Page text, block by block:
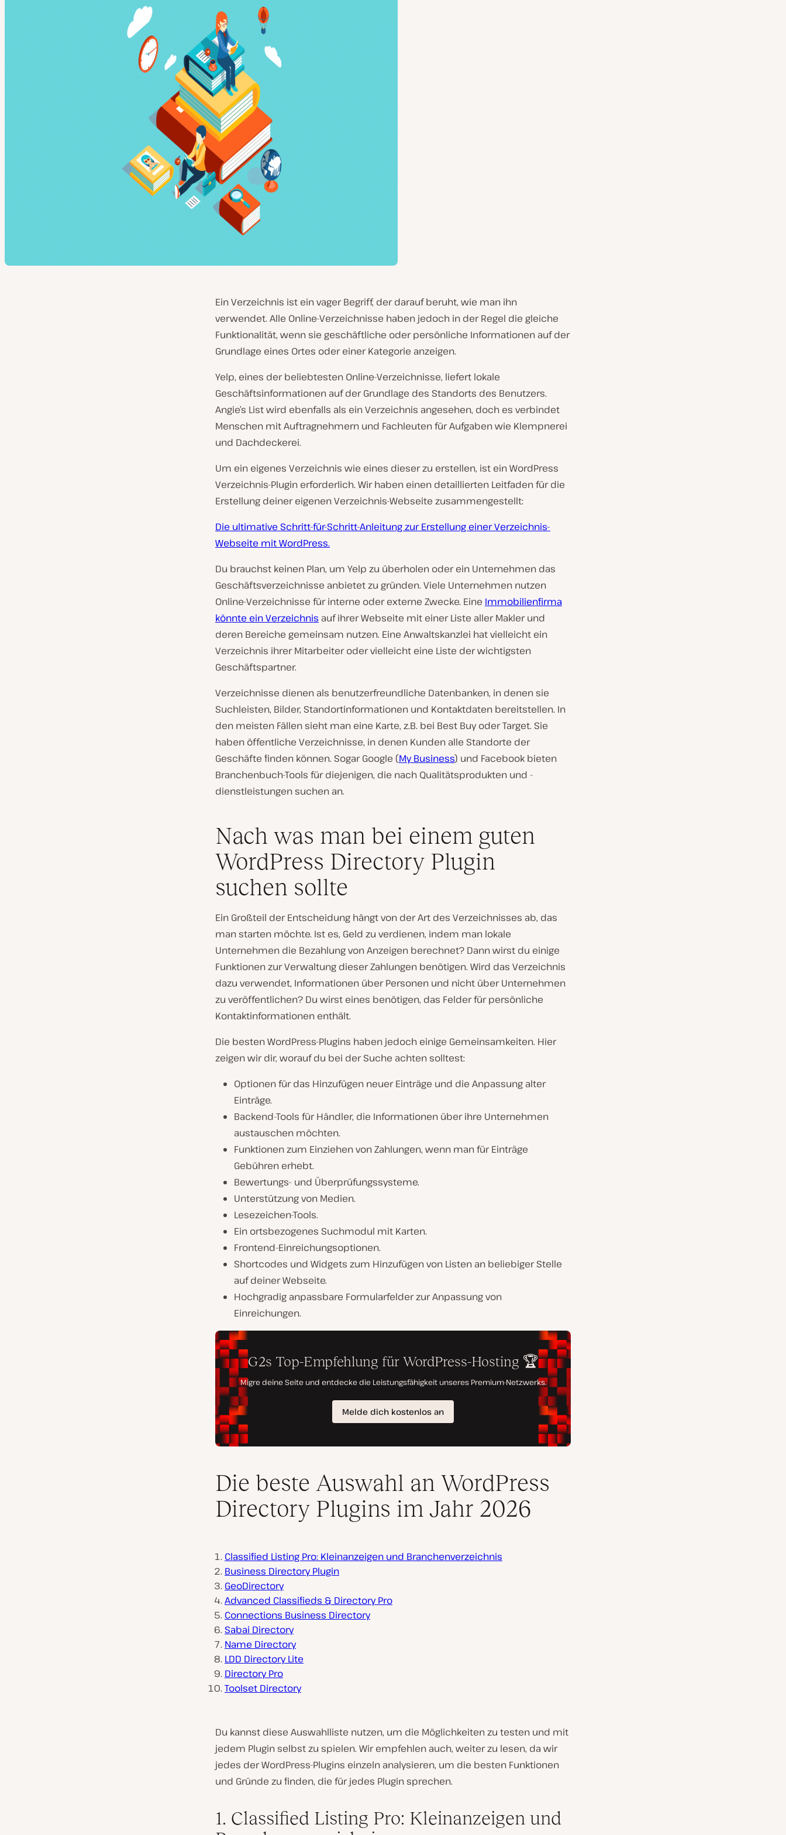
Ein Verzeichnis ist ein vager Begriff, der darauf beruht, wie man ihn
verwendet. Alle Online-Verzeichnisse haben jedoch in der Regel die gleiche
Funktionalität, wenn sie geschäftliche oder persönliche Informationen auf der
Grundlage eines Ortes oder einer Kategorie anzeigen.
Yelp, eines der beliebtesten Online-Verzeichnisse, liefert lokale
Geschäftsinformationen auf der Grundlage des Standorts des Benutzers.
Angie’s List wird ebenfalls als ein Verzeichnis angesehen, doch es verbindet
Menschen mit Auftragnehmern und Fachleuten für Aufgaben wie Klempnerei
und Dachdeckerei.
Um ein eigenes Verzeichnis wie eines dieser zu erstellen, ist ein WordPress
Verzeichnis-Plugin erforderlich. Wir haben einen detaillierten Leitfaden für die
Erstellung deiner eigenen Verzeichnis-Webseite zusammengestellt:
Die ultimative Schritt-für-Schritt-Anleitung zur Erstellung einer Verzeichnis-
Webseite mit WordPress.
Du brauchst keinen Plan, um Yelp zu überholen oder ein Unternehmen das
Geschäftsverzeichnisse anbietet zu gründen. Viele Unternehmen nutzen
Online-Verzeichnisse für interne oder externe Zwecke. Eine Immobilienfirma
könnte ein Verzeichnis auf ihrer Webseite mit einer Liste aller Makler und
deren Bereiche gemeinsam nutzen. Eine Anwaltskanzlei hat vielleicht ein
Verzeichnis ihrer Mitarbeiter oder vielleicht eine Liste der wichtigsten
Geschäftspartner.
Verzeichnisse dienen als benutzerfreundliche Datenbanken, in denen sie
Suchleisten, Bilder, Standortinformationen und Kontaktdaten bereitstellen. In
den meisten Fällen sieht man eine Karte, z.B. bei Best Buy oder Target. Sie
haben öffentliche Verzeichnisse, in denen Kunden alle Standorte der
Geschäfte finden können. Sogar Google (My Business) und Facebook bieten
Branchenbuch-Tools für diejenigen, die nach Qualitätsprodukten und -
dienstleistungen suchen an.
Nach was man bei einem guten
WordPress Directory Plugin
suchen sollte
Ein Großteil der Entscheidung hängt von der Art des Verzeichnisses ab, das
man starten möchte. Ist es, Geld zu verdienen, indem man lokale
Unternehmen die Bezahlung von Anzeigen berechnet? Dann wirst du einige
Funktionen zur Verwaltung dieser Zahlungen benötigen. Wird das Verzeichnis
dazu verwendet, Informationen über Personen und nicht über Unternehmen
zu veröffentlichen? Du wirst eines benötigen, das Felder für persönliche
Kontaktinformationen enthält.
Die besten WordPress-Plugins haben jedoch einige Gemeinsamkeiten. Hier
zeigen wir dir, worauf du bei der Suche achten solltest:
Optionen für das Hinzufügen neuer Einträge und die Anpassung alter
Einträge.
Backend-Tools für Händler, die Informationen über ihre Unternehmen
austauschen möchten.
Funktionen zum Einziehen von Zahlungen, wenn man für Einträge
Gebühren erhebt.
Bewertungs- und Überprüfungssysteme.
Unterstützung von Medien.
Lesezeichen-Tools.
Ein ortsbezogenes Suchmodul mit Karten.
Frontend-Einreichungsoptionen.
Shortcodes und Widgets zum Hinzufügen von Listen an beliebiger Stelle
auf deiner Webseite.
Hochgradig anpassbare Formularfelder zur Anpassung von
Einreichungen.
Die beste Auswahl an WordPress
Directory Plugins im Jahr 2026
Classified Listing Pro: Kleinanzeigen und Branchenverzeichnis
Business Directory Plugin
GeoDirectory
Advanced Classifieds & Directory Pro
Connections Business Directory
Sabai Directory
Name Directory
LDD Directory Lite
Directory Pro
Toolset Directory
Du kannst diese Auswahlliste nutzen, um die Möglichkeiten zu testen und mit
jedem Plugin selbst zu spielen. Wir empfehlen auch, weiter zu lesen, da wir
jedes der WordPress-Plugins einzeln analysieren, um die besten Funktionen
und Gründe zu finden, die für jedes Plugin sprechen.
1. Classified Listing Pro: Kleinanzeigen und